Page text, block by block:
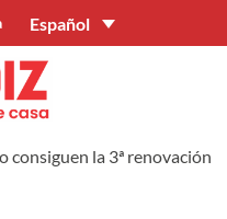
Español
consiguen la 3ª renovación